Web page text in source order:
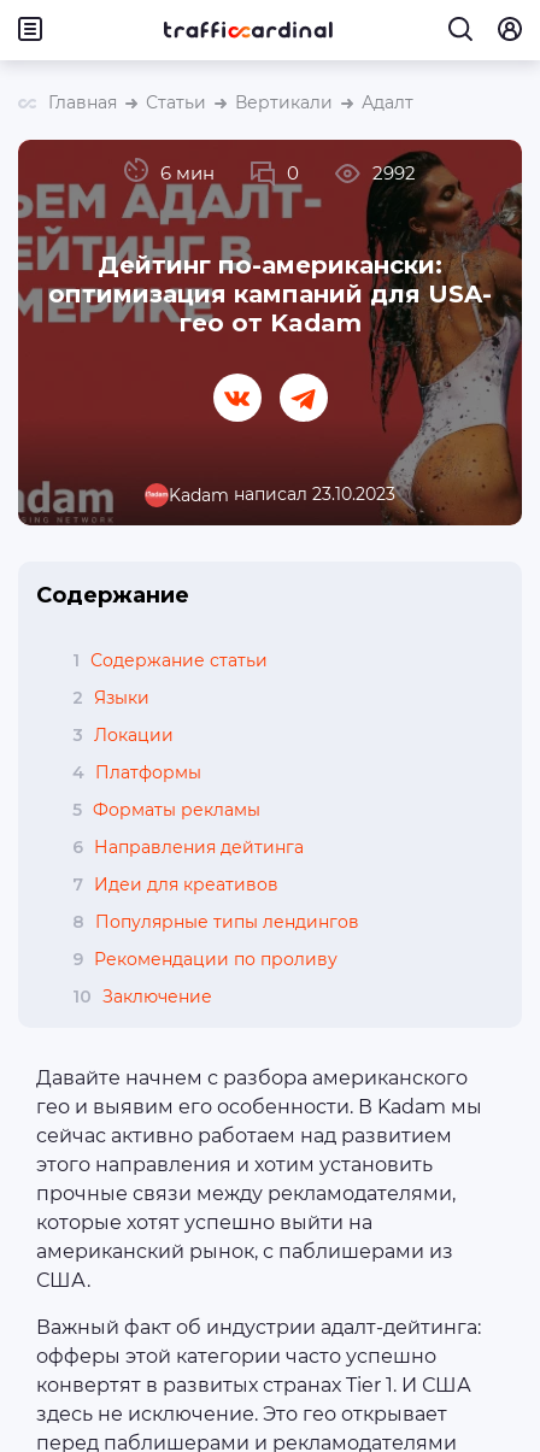
Главная Статьи Вертикали Адалт
Kadam написал 23.10.2023
Дейтинг по-американски:
оптимизация кампаний для USA-
гео от Kadam
6 мин 0 2992
Содержание
1 Содержание статьи
2
Языки
3 Локации
4 Платформы
5 Форматы рекламы
6 Направления дейтинга
7 Идеи для креативов
8
Популярные типы лендингов
9 Рекомендации по проливу
10 Заключение
Давайте начнем с разбора американского
гео и выявим его особенности. В Kadam мы
сейчас активно работаем над развитием
этого направления и хотим установить
прочные связи между рекламодателями,
которые хотят успешно выйти на
американский рынок, с паблишерами из
США.
Важный факт об индустрии адалт-дейтинга:
офферы этой категории часто успешно
конвертят в развитых странах Tier 1. И США
здесь не исключение. Это гео открывает
перед паблишерами и рекламодателями